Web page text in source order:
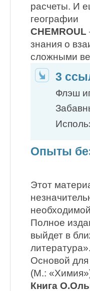
расчеты. И
географии
CHEMROUL
знания о
сложными
3
Флэш
Опыты
Этот
Полное
выйдет в
литература».
Основой
(М.:
Книга